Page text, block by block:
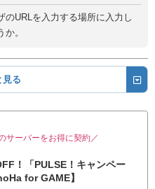
URLを入力する場所に入力し
。
見る
サーバーをお得に契約／
！「PULSE！キャンペー
for GAME】